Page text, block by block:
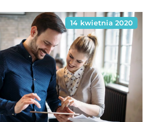
14 kwietnia 2020